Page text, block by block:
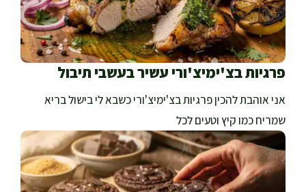
פרגיות בצ'ימיצ'ורי עשיר בעשבי תיבול
אני אוהבת להכין פרגיות בצ'ימיצ'ורי כשבא לי בישול בריא
שמריח כמו קיץ וטעים לכל